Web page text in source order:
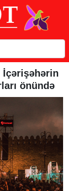
İçərişəhərin
önündə